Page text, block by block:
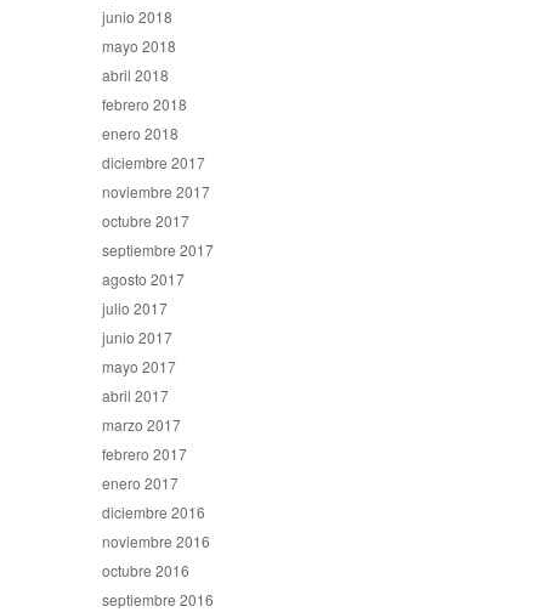
junio 2018
mayo 2018
abril 2018
febrero 2018
enero 2018
diciembre 2017
noviembre 2017
octubre 2017
septiembre 2017
agosto 2017
julio 2017
junio 2017
mayo 2017
abril 2017
marzo 2017
febrero 2017
enero 2017
diciembre 2016
noviembre 2016
octubre 2016
septiembre 2016